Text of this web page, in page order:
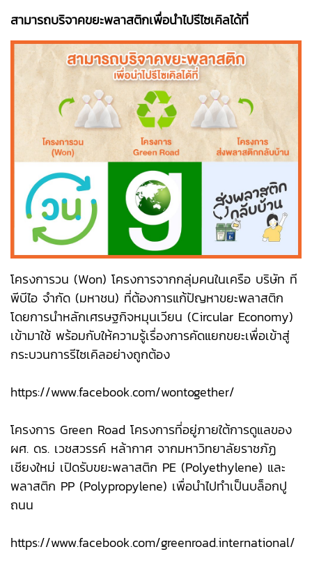
สามารถบริจาคขยะพลาสติกเพื่อนำไปรีไซเคิลได้ที่
โครงการวน (Won) โครงการจากกลุ่มคนในเครือ บริษัท ที
พีบีไอ จำกัด (มหาชน) ที่ต้องการแก้ปัญหาขยะพลาสติก
โดยการนำหลักเศรษฐกิจหมุนเวียน (Circular Economy)
เข้ามาใช้ พร้อมกับให้ความรู้เรื่องการคัดแยกขยะเพื่อเข้าสู่
กระบวนการรีไซเคิลอย่างถูกต้อง
https://www.facebook.com/wontogether/
โครงการ Green Road โครงการที่อยู่ภายใต้การดูแลของ
ผศ. ดร. เวชสวรรค์ หล้ากาศ จากมหาวิทยาลัยราชภัฏ
เชียงใหม่ เปิดรับขยะพลาสติก PE (Polyethylene) และ
พลาสติก PP (Polypropylene) เพื่อนำไปทำเป็นบล็อกปู
ถนน
https://www.facebook.com/greenroad.international/